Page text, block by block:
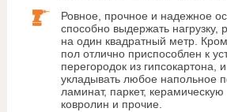
Ровное, прочное и надежное
способно выдержать нагрузку,
на один квадратный метр.
пол отлично приспособлен к
перегородок из гипсокартона,
укладывать любое напольное
ламинат, паркет, керамическую
ковролин и прочие.